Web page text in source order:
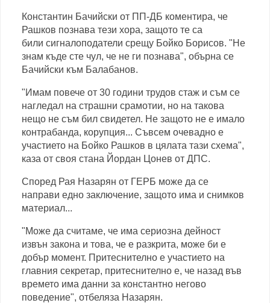
Константин Бачийски от ПП-ДБ коментира, че
Рашков познава тези хора, защото те са
били сигналоподатели срещу Бойко Борисов. "Не
знам къде сте чул, че не ги познава", обърна се
Бачийски към Балабанов.
"Имам повече от 30 години трудов стаж и съм се
нагледал на страшни срамотии, но на такова
нещо не съм бил свидетел. Не защото не е имало
контрабанда, корупция... Съвсем очевадно е
участието на Бойко Рашков в цялата тази схема",
каза от своя стана Йордан Цонев от ДПС.
Според Рая Назарян от ГЕРБ може да се
направи едно заключение, защото има и снимков
материал...
"Може да считаме, че има сериозна дейност
извън закона и това, че е разкрита, може би е
добър момент. Притеснително е участието на
главния секретар, притеснително е, че назад във
времето има данни за константно негово
поведение", отбеляза Назарян.